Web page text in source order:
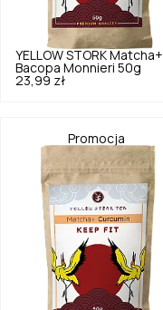
YELLOW STORK Matcha+
Bacopa Monnieri 50g
23,99 zł
Promocja